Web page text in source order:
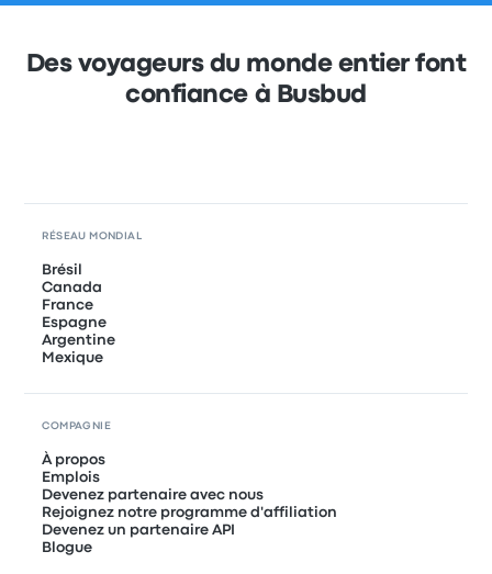
Des voyageurs du monde entier font
confiance à Busbud
RÉSEAU MONDIAL
Brésil
Canada
France
Espagne
Argentine
Mexique
COMPAGNIE
À propos
Emplois
Devenez partenaire avec nous
Rejoignez notre programme d'affiliation
Devenez un partenaire API
Blogue